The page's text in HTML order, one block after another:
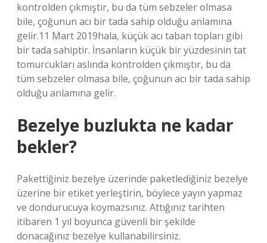
kontrolden çıkmıştır, bu da tüm sebzeler olmasa
bile, çoğunun acı bir tada sahip olduğu anlamına
gelir.11 Mart 2019hala, küçük acı taban topları gibi
bir tada sahiptir. İnsanların küçük bir yüzdesinin tat
tomurcukları aslında kontrolden çıkmıştır, bu da
tüm sebzeler olmasa bile, çoğunun acı bir tada sahip
olduğu anlamına gelir.
Bezelye buzlukta ne kadar
bekler?
Pakettiğiniz bezelye üzerinde paketlediğiniz bezelye
üzerine bir etiket yerleştirin, böylece yayın yapmaz
ve dondurucuya koymazsınız. Attığınız tarihten
itibaren 1 yıl boyunca güvenli bir şekilde
donacağınız bezelye kullanabilirsiniz.